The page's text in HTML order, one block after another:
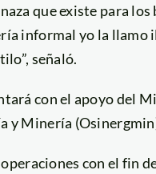
que existe para los
informal yo la llamo
señaló.
con el apoyo del
y Minería
con el fin